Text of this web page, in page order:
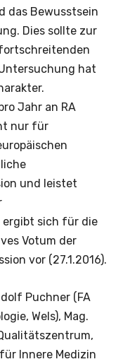
das Bewusstsein
Dies sollte zur
hat
Jahr an RA
nur für
und leistet
ergibt sich für die
Votum der
vor (27.1.2016).
Puchner (FA
Wels), Mag.
Innere Medizin